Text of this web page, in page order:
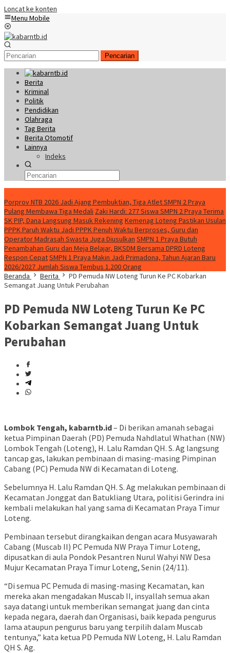
Loncat ke konten
Menu Mobile
Pencarian
Berita
Kriminal
Politik
Pendidikan
Olahraga
Tag Berita
Berita Otomotif
Lainnya
Indeks
Porprov NTB 2026 Jadi Ajang Pembuktian, Tiga Atlet SMPN 2 Praya
Pulang Membawa Tiga Medali Zaki Hardi: 277 Siswa SMPN 2 Praya Terima
SK PIP, Dana Langsung Masuk Rekening Kemenag Loteng Pastikan Usulan
PPPK Paruh Waktu Jadi PPPK Penuh Waktu Berproses, Guru dan
Operator Madrasah Swasta Juga Diusulkan SMPN 1 Praya Butuh
Penambahan Guru dan Meja Belajar, BKSDM Bersama DPRD Loteng
Respon CepatSMPN 1 Praya Makin Jadi Primadona, Tahun Ajaran Baru
2026/2027 Jumlah Siswa Tembus 1.200 Orang
Beranda
Berita
PD Pemuda NW Loteng Turun Ke PC Kobarkan
Semangat Juang Untuk Perubahan
PD Pemuda NW Loteng Turun Ke PC
Kobarkan Semangat Juang Untuk
Perubahan
Lombok Tengah, kabarntb.id– Di berikan amanah sebagai
ketua Pimpinan Daerah (PD) Pemuda Nahdlatul Whathan (NW)
Lombok Tengah (Loteng), H. Lalu Ramdan QH. S. Ag langsung
tancap gas, lakukan pembinaan di masing-masing Pimpinan
Cabang (PC) Pemuda NW di Kecamatan di Loteng.
Sebelumnya H. Lalu Ramdan QH. S. Ag melakukan pembinaan di
Kecamatan Jonggat dan Batukliang Utara, politisi Gerindra ini
kembali melakukan hal yang sama di Kecamatan Praya Timur
Loteng.
Pembinaan tersebut dirangkaikan dengan acara Musyawarah
Cabang (Muscab II) PC Pemuda NW Praya Timur Loteng,
dipusatkan di aula Pondok Pesantren Nurul Wahyi NW Desa
Mujur Kecamatan Praya Timur Loteng, Senin (24/11).
“Di semua PC Pemuda di masing-masing Kecamatan, kan
mereka akan mengadakan Muscab II, insyallah semua akan
saya datangi untuk memberikan semangat juang dan cinta
kepada negara, daerah dan Organisasi, baik kepada pengurus
lama ataupun pengurus baru yang terpilih dalam Muscab
tentunya,” kata ketua PD Pemuda NW Loteng, H. Lalu Ramdan
QH S. Ag.